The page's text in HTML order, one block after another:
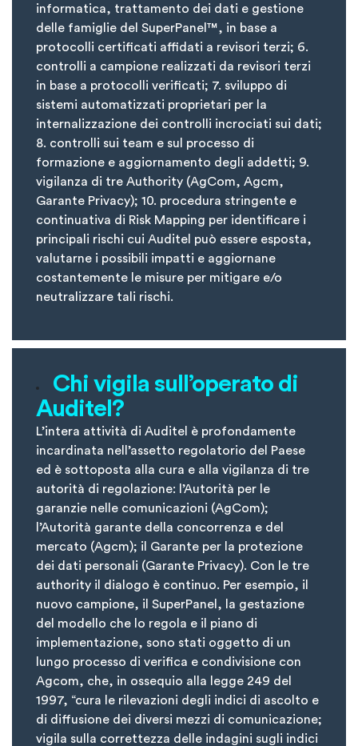
informatica, trattamento dei dati e gestione
delle famiglie del SuperPanel™, in base a
protocolli certificati affidati a revisori terzi; 6.
controlli a campione realizzati da revisori terzi
in base a protocolli verificati; 7. sviluppo di
sistemi automatizzati proprietari per la
internalizzazione dei controlli incrociati sui dati;
8. controlli sui team e sul processo di
formazione e aggiornamento degli addetti; 9.
vigilanza di tre Authority (AgCom, Agcm,
Garante Privacy); 10. procedura stringente e
continuativa di Risk Mapping per identificare i
principali rischi cui Auditel può essere esposta,
valutarne i possibili impatti e aggiornane
costantemente le misure per mitigare e/o
neutralizzare tali rischi.
Chi vigila sull’operato di
Auditel?
L’intera attività di Auditel è profondamente
incardinata nell’assetto regolatorio del Paese
ed è sottoposta alla cura e alla vigilanza di tre
autorità di regolazione: l’Autorità per le
garanzie nelle comunicazioni (AgCom);
l’Autorità garante della concorrenza e del
mercato (Agcm); il Garante per la protezione
dei dati personali (Garante Privacy). Con le tre
authority il dialogo è continuo. Per esempio, il
nuovo campione, il SuperPanel, la gestazione
del modello che lo regola e il piano di
implementazione, sono stati oggetto di un
lungo processo di verifica e condivisione con
Agcom, che, in ossequio alla legge 249 del
1997, “cura le rilevazioni degli indici di ascolto e
di diffusione dei diversi mezzi di comunicazione;
vigila sulla correttezza delle indagini sugli indici